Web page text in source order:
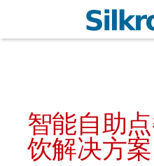
智能自助
饮解决方案